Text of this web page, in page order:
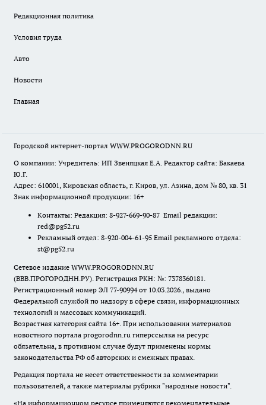
Редакционная политика
Условия труда
Авто
Новости
Главная
Городской интернет-портал WWW.PROGORODNN.RU
О компании: Учредитель: ИП Звеняцкая Е.А. Редактор сайта: Бакаева
Ю.Г.
Адрес: 610001, Кировская область, г. Киров, ул. Азина, дом № 80, кв. 31
Знак информационной продукции: 16+
Контакты: Редакция: 8-927-669-90-87 Email редакции:
red@pg52.ru
Рекламный отдел: 8-920-004-61-95 Email рекламного отдела:
st@pg52.ru
Сетевое издание WWW.PROGORODNN.RU
(ВВВ.ПРОГОРОДНН.РУ). Регистрация РКН: №: 7378360181.
Регистрационный номер ЭЛ 77-90994 от 10.03.2026., выдано
Федеральной службой по надзору в сфере связи, информационных
технологий и массовых коммуникаций.
Возрастная категория сайта 16+. При использовании материалов
новостного портала progorodnn.ru гиперссылка на ресурс
обязательна, в противном случае будут применены нормы
законодательства РФ об авторских и смежных правах.
Редакция портала не несет ответственности за комментарии
пользователей, а также материалы рубрики "народные новости".
«На информационном ресурсе применяются рекомендательные